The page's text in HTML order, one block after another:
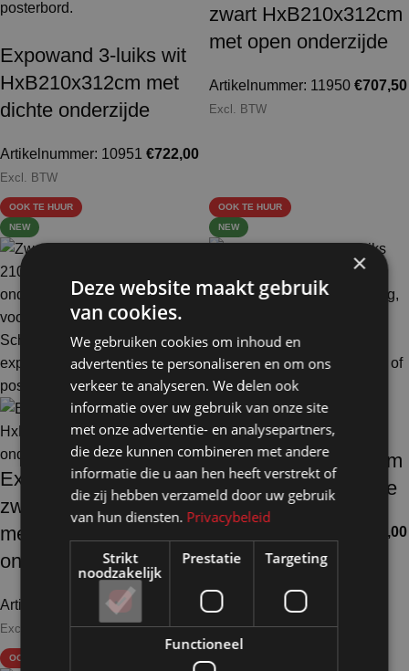
Expowand 3-luiks wit
HxB210x312cm met
dichte onderzijde
Artikelnummer: 10951 €722,00
Excl. BTW
zwart HxB210x312cm
met open onderzijde
Artikelnummer: 11950 €707,50
Excl. BTW
OOK TE HUUR
NEW
Expowand 3-luiks
zwart HxB210x312cm
met halfopen
onderzijde
Artikelnummer: 11952
Excl. BTW
OOK TE HUUR
NEW
Expowand 3-luiks
zwart HxB210x312cm
met dichte onderzijde
794,00
Excl. BTW
OOK TE HUUR
×
Deze website maakt gebruik
van cookies.
We gebruiken cookies om inhoud en
advertenties te personaliseren en om ons
verkeer te analyseren. We delen ook
informatie over uw gebruik van onze site
met onze advertentie- en analysepartners,
die deze kunnen combineren met andere
informatie die u aan hen heeft verstrekt of
die zij hebben verzameld door uw gebruik
van hun diensten. Privacybeleid
Strikt
noodzakelijk
Prestatie Targeting
Functioneel